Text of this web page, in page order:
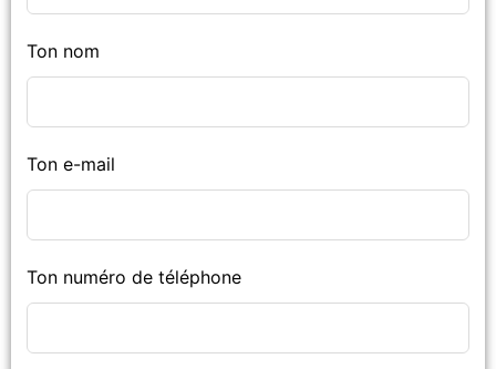
Ton nom
Ton e-mail
Ton numéro de téléphone